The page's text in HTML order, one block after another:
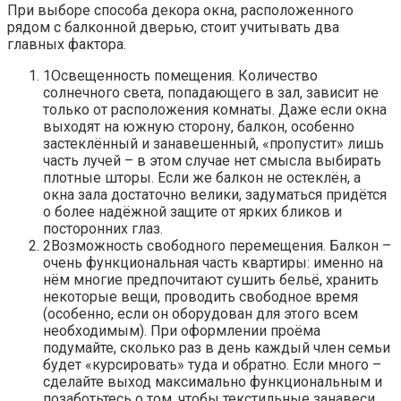
При выборе способа декора окна, расположенного
рядом с балконной дверью, стоит учитывать два
главных фактора.
1Освещенность помещения. Количество
солнечного света, попадающего в зал, зависит не
только от расположения комнаты. Даже если окна
выходят на южную сторону, балкон, особенно
застеклённый и занавешенный, «пропустит» лишь
часть лучей – в этом случае нет смысла выбирать
плотные шторы. Если же балкон не остеклён, а
окна зала достаточно велики, задуматься придётся
о более надёжной защите от ярких бликов и
посторонних глаз.
2Возможность свободного перемещения. Балкон –
очень функциональная часть квартиры: именно на
нём многие предпочитают сушить бельё, хранить
некоторые вещи, проводить свободное время
(особенно, если он оборудован для этого всем
необходимым). При оформлении проёма
подумайте, сколько раз в день каждый член семьи
будет «курсировать» туда и обратно. Если много –
сделайте выход максимально функциональным и